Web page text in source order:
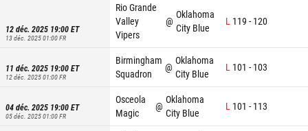
12 déc. 2025 19:00ET
13 déc. 2025 01:00FR
Rio Grande
Valley
Vipers
@
Oklahoma
City Blue
L 119 - 120
11 déc. 2025 19:00ET
12 déc. 2025 01:00FR
Birmingham
Squadron
@
Oklahoma
City Blue
L 101 - 103
04 déc. 2025 19:00ET
05 déc. 2025 01:00FR
Osceola
Magic
@
Oklahoma
City Blue
L 101 - 113